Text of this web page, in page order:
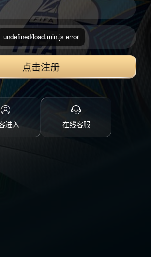
点击注册
进入 在线客服
undefined/load.min.js error